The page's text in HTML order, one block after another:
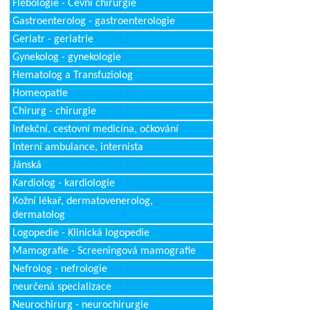
Flebologie - Cévní chirurgie
Gastroenterolog - gastroenterologie
Geriatr - geriatrie
Gynekolog - gynekologie
Hematolog a Transfuziolog
Homeopatie
Chirurg - chirurgie
Infekční, cestovní medicína, očkování
Interní ambulance, internista
Jánská
Kardiolog - kardiologie
Kožní lékař, dermatovenerolog,
dermatolog
Logopedie - Klinická logopedie
Mamografie - Screeningová mamografie
Nefrolog - nefrologie
neurčená specializace
Neurochirurg - neurochirurgie